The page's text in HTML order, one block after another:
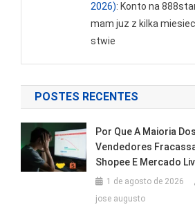
2026): Konto na
mam juz z kilka
stwie
POSTES RECENTES
Por Que A Maioria Dos
Vendedores
Shopee E Mercado
1 de agosto de 2026
jose augusto